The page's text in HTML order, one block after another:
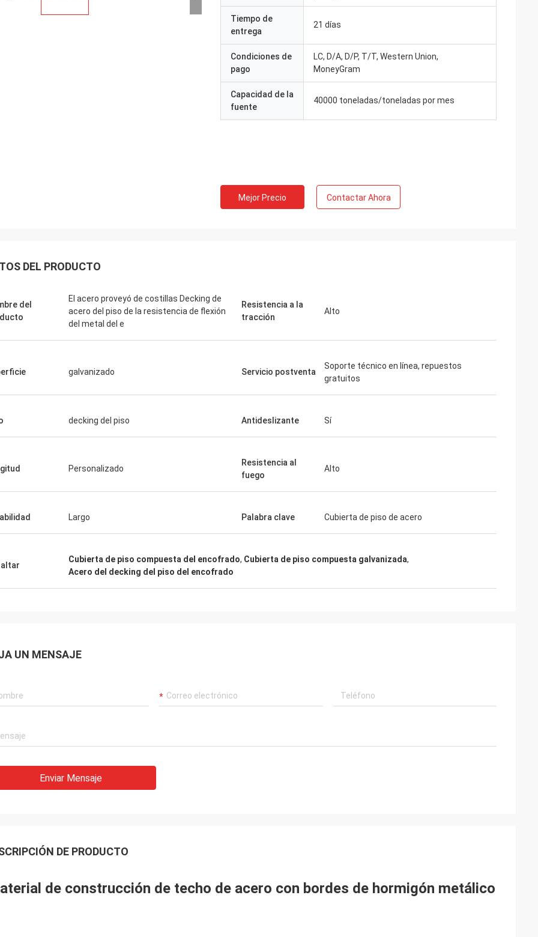
satisfecho con el buen
“Lo recibimos hace 8 días y todo fue le
agradece muy bien que somos felices de
tener producto ya en la planta. Cualquier
cosa que comunicamos con usted”
Tiempo de
entrega
21 días
Condiciones de
pago
LC, D/A, D/P, T/T, Western Union,
MoneyGram
Capacidad de la
fuente
40000 toneladas/toneladas por mes
Mejor Precio Contactar Ahora
DEL PRODUCTO
del
El acero proveyó de costillas Decking de
acero del piso de la resistencia de flexión
del metal del e
Resistencia a la
tracción
Alto
galvanizado Servicio postventa
Soporte técnico en línea, repuestos
gratuitos
decking del piso Antideslizante Sí
Personalizado
Resistencia al
fuego
Alto
Largo Palabra clave Cubierta de piso de acero
Cubierta de piso compuesta del encofrado, Cubierta de piso compuesta galvanizada,
Acero del decking del piso del encofrado
UN MENSAJE
Enviar Mensaje
DE PRODUCTO
de construcción de techo de acero con bordes de hormigón metálico